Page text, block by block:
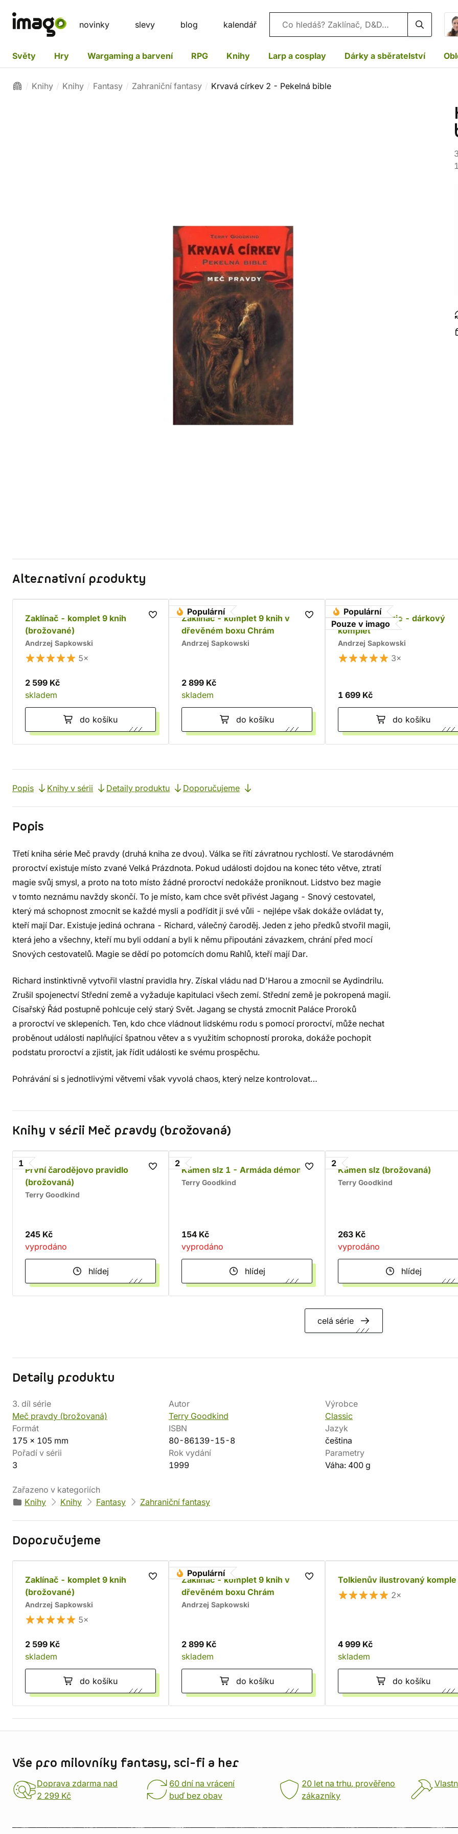
novinky slevy blog kalendář Vyhledávání
Světy Hry Wargaming a barvení RPG Knihy Larp a cosplay Dárky a sběratelství
Knihy Knihy Fantasy Zahraniční fantasy Krvavá církev 2 - Pekelná bible
Alternativní produkty
Zaklínač - komplet 9 knih
(brožované)
Andrzej Sapkowski
5×
2 599 Kč
skladem
do košíku
Populární
Zaklínač - komplet 9 knih v
dřevěném boxu Chrám
Andrzej Sapkowski
2 899 Kč
skladem
do košíku
Populární
Pouze v imago
Husitská trilogie - dárkový
komplet
Andrzej Sapkowski
3×
1 699 Kč
do košíku
Popis Knihy v sérii Detaily produktu Doporučujeme
Popis
Třetí kniha série Meč pravdy (druhá kniha ze dvou). Válka se řítí závratnou rychlostí. Ve starodávném
proroctví existuje místo zvané Velká Prázdnota. Pokud události dojdou na konec této větve, ztratí
magie svůj smysl, a proto na toto místo žádné proroctví nedokáže proniknout. Lidstvo bez magie
v tomto neznámu navždy skončí. To je místo, kam chce svět přivést Jagang - Snový cestovatel,
který má schopnost zmocnit se každé mysli a podřídit ji své vůli - nejlépe však dokáže ovládat ty,
kteří mají Dar. Existuje jediná ochrana - Richard, válečný čaroděj. Jeden z jeho předků stvořil magii,
která jeho a všechny, kteří mu byli oddaní a byli k němu připoutáni závazkem, chrání před mocí
Snových cestovatelů. Magie se dědí po potomcích domu Rahlů, kteří mají Dar.
Richard instinktivně vytvořil vlastní pravidla hry. Získal vládu nad D'Harou a zmocnil se Aydindrilu.
Zrušil spojenectví Střední země a vyžaduje kapitulaci všech zemí. Střední země je pokropená magií.
Císařský Řád postupně pohlcuje celý starý Svět. Jagang se chystá zmocnit Paláce Proroků
a proroctví ve sklepeních. Ten, kdo chce vládnout lidskému rodu s pomocí proroctví, může nechat
proběnout události naplňující špatnou větev a s využitím schopností proroka, dokáže pochopit
podstatu proroctví a zjistit, jak řídit události ke svému prospěchu.
Pohrávání si s jednotlivými větvemi však vyvolá chaos, který nelze kontrolovat…
Knihy v sérii Meč pravdy (brožovaná)
1
První čarodějovo pravidlo
(brožovaná)
Terry Goodkind
245 Kč
vyprodáno
hlídej
2
Kámen slz 1 - Armáda démonů
Terry Goodkind
154 Kč
vyprodáno
hlídej
2
Kámen slz (brožovaná)
Terry Goodkind
263 Kč
vyprodáno
hlídej
celá série
Detaily produktu
3. díl série
Meč pravdy (brožovaná)
Autor
Terry Goodkind
Výrobce
Classic
Formát
175 x 105 mm
ISBN
80-86139-15-8
Jazyk
čeština
Pořadí v sérii
3
Rok vydání
1999
Parametry
Váha: 400 g
Zařazeno v kategoriích
Knihy
Knihy Fantasy Zahraniční fantasy
Doporučujeme
Zaklínač - komplet 9 knih
(brožované)
Andrzej Sapkowski
5×
2 599 Kč
skladem
do košíku
Populární
Zaklínač - komplet 9 knih v
dřevěném boxu Chrám
Andrzej Sapkowski
2 899 Kč
skladem
do košíku
Tolkienův ilustrovaný komplet
2×
4 999 Kč
skladem
do košíku
Vše pro milovníky fantasy, sci-fi a her
Doprava zdarma nad
2 299 Kč
60 dní na vrácení
buď bez obav
20 let na trhu, prověřeno
zákazníky